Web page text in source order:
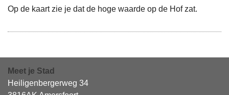
Op de kaart zie je dat de hoge waarde op de Hof zat.
Meet je Stad
Heiligenbergerweg 34